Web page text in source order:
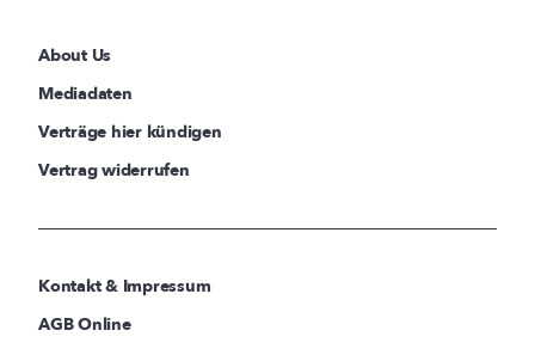
About Us
Mediadaten
Verträge hier kündigen
Vertrag widerrufen
Kontakt & Impressum
AGB Online